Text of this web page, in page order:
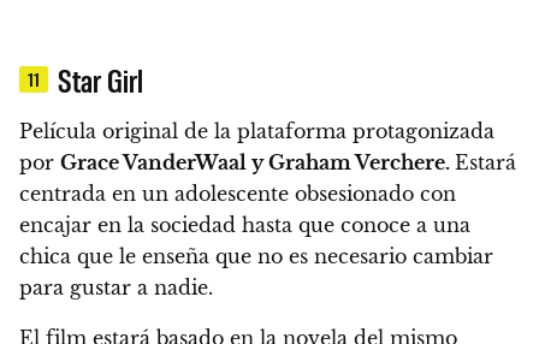
11 Star Girl
Película original de la plataforma protagonizada
por Grace VanderWaal y Graham Verchere. Estará
centrada en un adolescente obsesionado con
encajar en la sociedad hasta que conoce a una
chica que le enseña que no es necesario cambiar
para gustar a nadie.
El film estará basado en la novela del mismo